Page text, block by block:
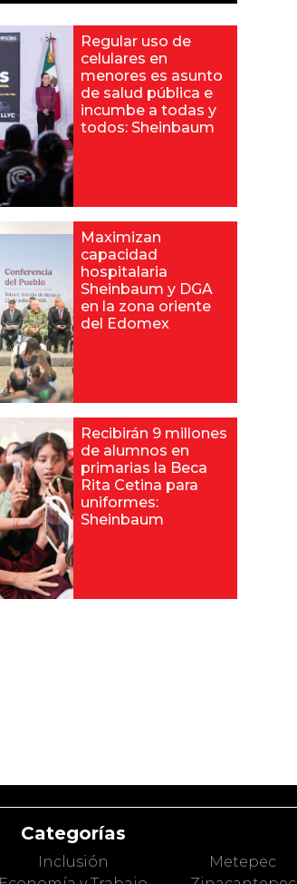
Regular uso de
celulares en
menores es asunto
de salud pública e
incumbe a todas y
todos: Sheinbaum
Maximizan
capacidad
hospitalaria
Sheinbaum y DGA
en la zona oriente
del Edomex
Recibirán 9 millones
de alumnos en
primarias la Beca
Rita Cetina para
uniformes:
Sheinbaum
Categorías
Inclusión
Metepec